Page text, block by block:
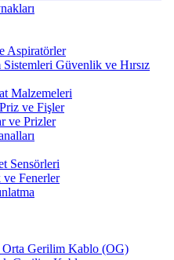
Aspiratörler
Güvenlik ve Hırsız
Malzemeleri
ve Fişler
ve Prizler
Sensörleri
ve Fenerler
Orta Gerilim Kablo (OG)